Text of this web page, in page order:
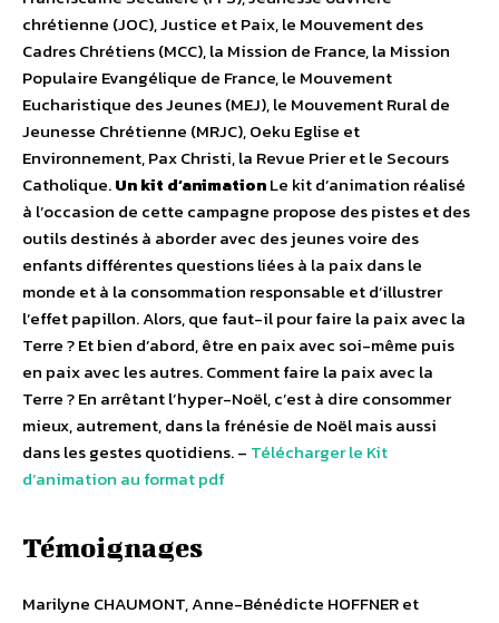
chrétienne (JOC), Justice et Paix, le Mouvement des
Cadres Chrétiens (MCC), la Mission de France, la Mission
Populaire Evangélique de France, le Mouvement
Eucharistique des Jeunes (MEJ), le Mouvement Rural de
Jeunesse Chrétienne (MRJC), Oeku Eglise et
Environnement, Pax Christi, la Revue Prier et le Secours
Catholique.Un kit d’animationLe kit d’animation réalisé
à l’occasion de cette campagne propose des pistes et des
outils destinés à aborder avec des jeunes voire des
enfants différentes questions liées à la paix dans le
monde et à la consommation responsable et d’illustrer
l’effet papillon. Alors, que faut-il pour faire la paix avec la
Terre ? Et bien d’abord, être en paix avec soi-même puis
en paix avec les autres. Comment faire la paix avec la
Terre ? En arrêtant l’hyper-Noël, c’est à dire consommer
mieux, autrement, dans la frénésie de Noël mais aussi
dans les gestes quotidiens. – Télécharger le Kit
d’animation au format pdf
Témoignages
Marilyne CHAUMONT, Anne-Bénédicte HOFFNER et